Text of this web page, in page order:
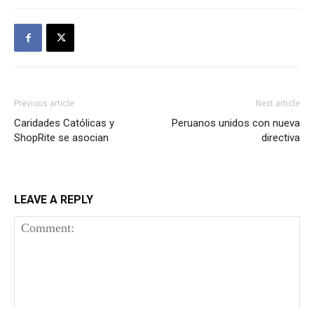
Previous article
Caridades Católicas y
ShopRite se asocian
Next article
Peruanos unidos con nueva
directiva
LEAVE A REPLY